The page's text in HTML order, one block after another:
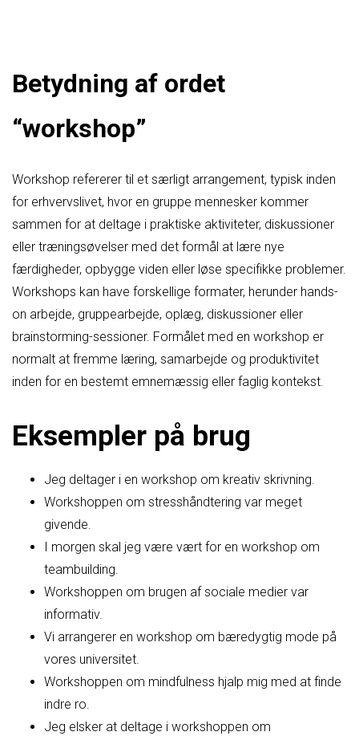
Betydning af ordet
“workshop”
Workshop refererer til et særligt arrangement, typisk inden
for erhvervslivet, hvor en gruppe mennesker kommer
sammen for at deltage i praktiske aktiviteter, diskussioner
eller træningsøvelser med det formål at lære nye
færdigheder, opbygge viden eller løse specifikke problemer.
Workshops kan have forskellige formater, herunder hands-
on arbejde, gruppearbejde, oplæg, diskussioner eller
brainstorming-sessioner. Formålet med en workshop er
normalt at fremme læring, samarbejde og produktivitet
inden for en bestemt emnemæssig eller faglig kontekst.
Eksempler på brug
Jeg deltager i en workshop om kreativ skrivning.
Workshoppen om stresshåndtering var meget
givende.
I morgen skal jeg være vært for en workshop om
teambuilding.
Workshoppen om brugen af sociale medier var
informativ.
Vi arrangerer en workshop om bæredygtig mode på
vores universitet.
Workshoppen om mindfulness hjalp mig med at finde
indre ro.
Jeg elsker at deltage i workshoppen om